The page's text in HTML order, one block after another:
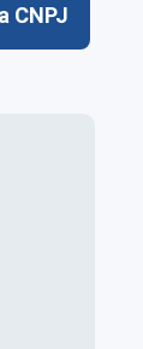
CNPJ